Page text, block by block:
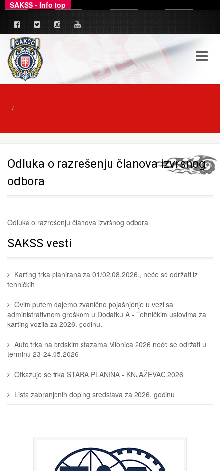
SAKSS - Info top
Odluka o razrešenju članova izvrsnog
odbora
Odluka o razrešenju članova izvršnog odbora
SAKSS vesti
Karting trka planirana za 01/02.08.2026., neće se održati iz
tehničkih
Ovim putem dajemo zvanično pojašnjenje u vezi sa
administrativnom greškom u Dodatku A - Tehničkim uslovima za
karting vozila za 2026. godinu.
Auto trka na brdskim stazama Mionica 2026 neće se održati u
terminu 23-24.05.2026
Otkazuje se trka STARA PLANINA - KNJAŽEVAC 2026
Lista zabranjenih doping sredstava za 2026. godinu